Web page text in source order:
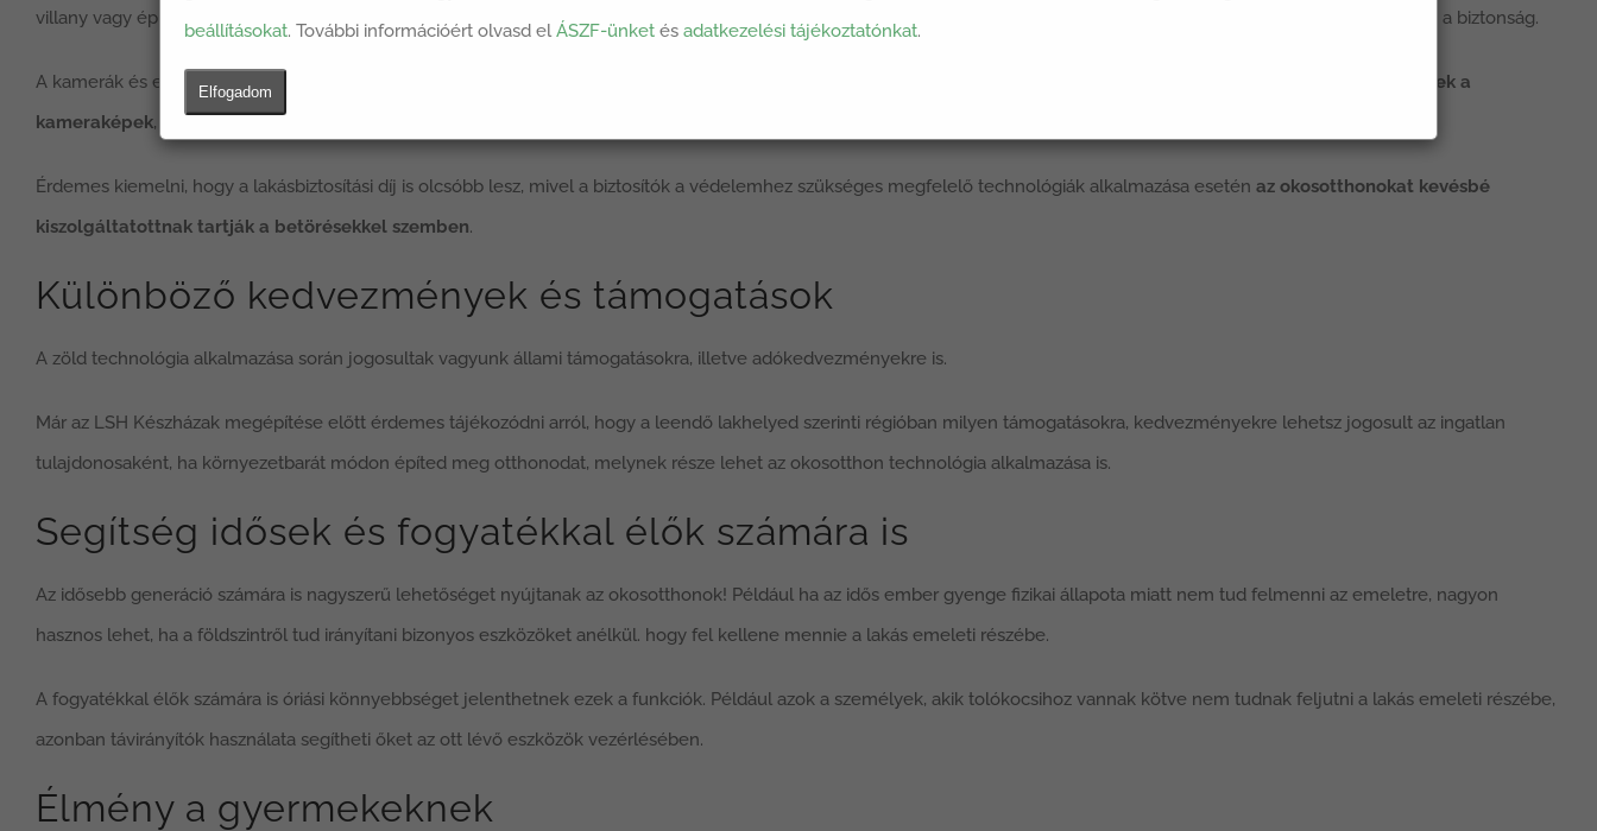
beállításokat. További információért olvasd elÁSZF-ünket ésadatkezelési tájékoztatónkat.
Elfogadom
villany vagy éppen a nyitás szóra kinyílik az ajtó. Ez kétségtelenül nagyon kényelmes megoldást jelent a lakók számára. Azonban ami ennél talán még sokkal fontosabb, az a biztonság.
A kamerák és egyéb biztonsági elemek felszerelése a betörések megelőzése érdekében nagyon fontos. Okostelefonról gyakorlatilag
bárhonnan, bármikor ellenőrizhetőek a
kameraképek, így folyamatosan megfigyelés alatt tartható a lakás és időben intézkedhetünk, ha rendkívüli eseményt észlelünk.
Érdemes kiemelni, hogy a lakásbiztosítási díj is olcsóbb lesz, mivel a biztosítók a védelemhez szükséges megfelelő technológiák alkalmazása esetén az okosotthonokat kevésbé
kiszolgáltatottnak tartják a betörésekkel szemben.
Különböző kedvezmények és támogatások
A zöld technológia alkalmazása során jogosultak vagyunk állami támogatásokra, illetve adókedvezményekre is.
Már az LSH Készházak megépítése előtt érdemes tájékozódni arról, hogy a leendő lakhelyed szerinti régióban milyen támogatásokra, kedvezményekre lehetsz jogosult az ingatlan
tulajdonosaként, ha környezetbarát módon építed meg otthonodat, melynek része lehet az okosotthon technológia alkalmazása is.
Segítség idősek és fogyatékkal élők számára is
Az idősebb generáció számára is nagyszerű lehetőséget nyújtanak az okosotthonok! Például ha az idős ember gyenge fizikai állapota miatt nem tud felmenni az emeletre, nagyon
hasznos lehet, ha a földszintről tud irányítani bizonyos eszközöket anélkül. hogy fel kellene mennie a lakás emeleti részébe.
A fogyatékkal élők számára is óriási könnyebbséget jelenthetnek ezek a funkciók. Például azok a személyek, akik tolókocsihoz vannak kötve nem tudnak feljutni a lakás emeleti részébe,
azonban távirányítók használata segítheti őket az ott lévő eszközök vezérlésében.
Élmény a gyermekeknek